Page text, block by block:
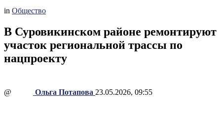
in Общество
В Суровикинском районе ремонтируют
участок региональной трассы по
нацпроекту
@ Ольга Потапова 23.05.2026, 09:55